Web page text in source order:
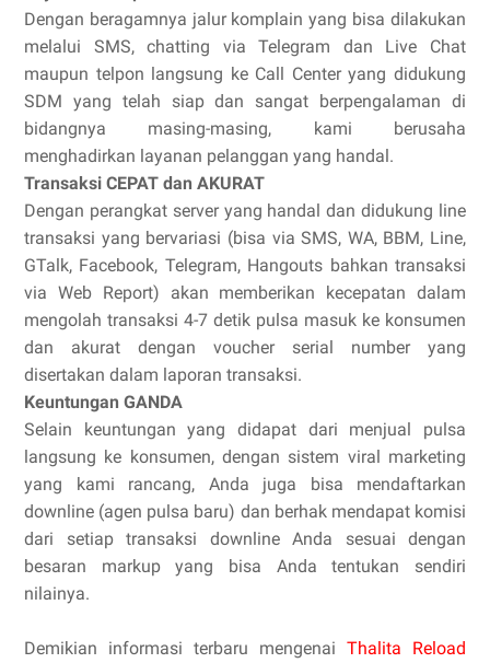
Dengan beragamnya jalur komplain yang bisa dilakukan
melalui SMS, chatting via Telegram dan Live Chat
maupun telpon langsung ke Call Center yang didukung
SDM yang telah siap dan sangat berpengalaman di
bidangnya masing-masing, kami berusaha
menghadirkan layanan pelanggan yang handal.
Transaksi CEPAT dan AKURAT
Dengan perangkat server yang handal dan didukung line
transaksi yang bervariasi (bisa via SMS, WA, BBM, Line,
GTalk, Facebook, Telegram, Hangouts bahkan transaksi
via Web Report) akan memberikan kecepatan dalam
mengolah transaksi 4-7 detik pulsa masuk ke konsumen
dan akurat dengan voucher serial number yang
disertakan dalam laporan transaksi.
Keuntungan GANDA
Selain keuntungan yang didapat dari menjual pulsa
langsung ke konsumen, dengan sistem viral marketing
yang kami rancang, Anda juga bisa mendaftarkan
downline (agen pulsa baru) dan berhak mendapat komisi
dari setiap transaksi downline Anda sesuai dengan
besaran markup yang bisa Anda tentukan sendiri
nilainya.
Demikian informasi terbaru mengenai Thalita Reload